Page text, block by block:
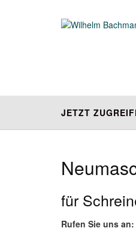
JETZT
für
Rufen Sie uns an: